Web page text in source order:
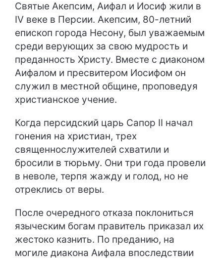
Святые Акепсим, Аифал и Иосиф жили в
IV веке в Персии. Акепсим, 80-летний
епископ города Несону, был уважаемым
среди верующих за свою мудрость и
преданность Христу. Вместе с диаконом
Аифалом и пресвитером Иосифом он
служил в местной общине, проповедуя
христианское учение.
Когда персидский царь Сапор II начал
гонения на христиан, трех
священнослужителей схватили и
бросили в тюрьму. Они три года провели
в неволе, терпя жажду и голод, но не
отреклись от веры.
После очередного отказа поклониться
языческим богам правитель приказал их
жестоко казнить. По преданию, на
могиле диакона Аифала впоследствии